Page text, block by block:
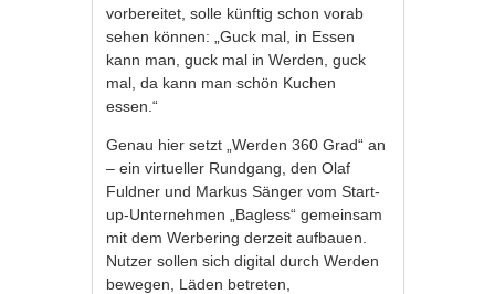
vorbereitet, solle künftig schon vorab
sehen können: „Guck mal, in Essen
kann man, guck mal in Werden, guck
mal, da kann man schön Kuchen
essen.“
Genau hier setzt „Werden 360 Grad“ an
– ein virtueller Rundgang, den Olaf
Fuldner und Markus Sänger vom Start-
up-Unternehmen „Bagless“ gemeinsam
mit dem Werbering derzeit aufbauen.
Nutzer sollen sich digital durch Werden
bewegen, Läden betreten,